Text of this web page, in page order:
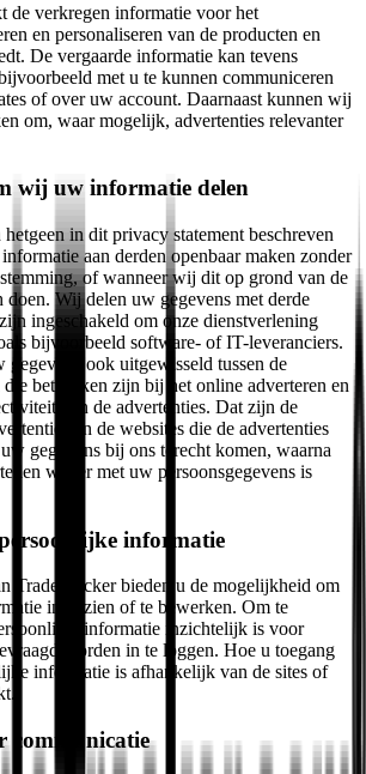
de verkregen informatie voor het
en personaliseren van de producten en
De vergaarde informatie kan tevens
met u te kunnen communiceren
of over uw account. Daarnaast kunnen wij
om, waar mogelijk, advertenties relevanter
wij uw informatie delen
in dit privacy statement beschreven
aan derden openbaar maken zonder
of wanneer wij dit op grond van de
doen. Wij delen uw gegevens met derde
ingeschakeld om onze dienstverlening
bijvoorbeeld software- of IT-leveranciers.
gegevens ook uitgewisseld tussen de
betrokken zijn bij het online adverteren en
van de advertenties. Dat zijn de
en de websites die de advertenties
gegevens bij ons terecht komen, waarna
wat er met uw persoonsgegevens is
informatie
TradeTracker bieden u de mogelijkheid om
in te zien of te bewerken. Om te
informatie inzichtelijk is voor
worden in te loggen. Hoe u toegang
informatie is afhankelijk van de sites of
communicatie